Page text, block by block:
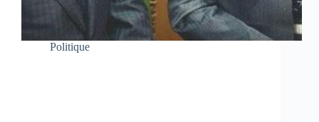
Politique